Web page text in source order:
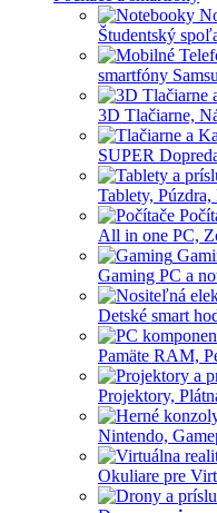
Študentský
smartfóny
3D Tlačiarne,
SUPER
Tablety, Púzdra,
All in one PC,
Gaming PC a
Detské smart
Pamäte RAM,
Projektory,
Nintendo,
Okuliare pre